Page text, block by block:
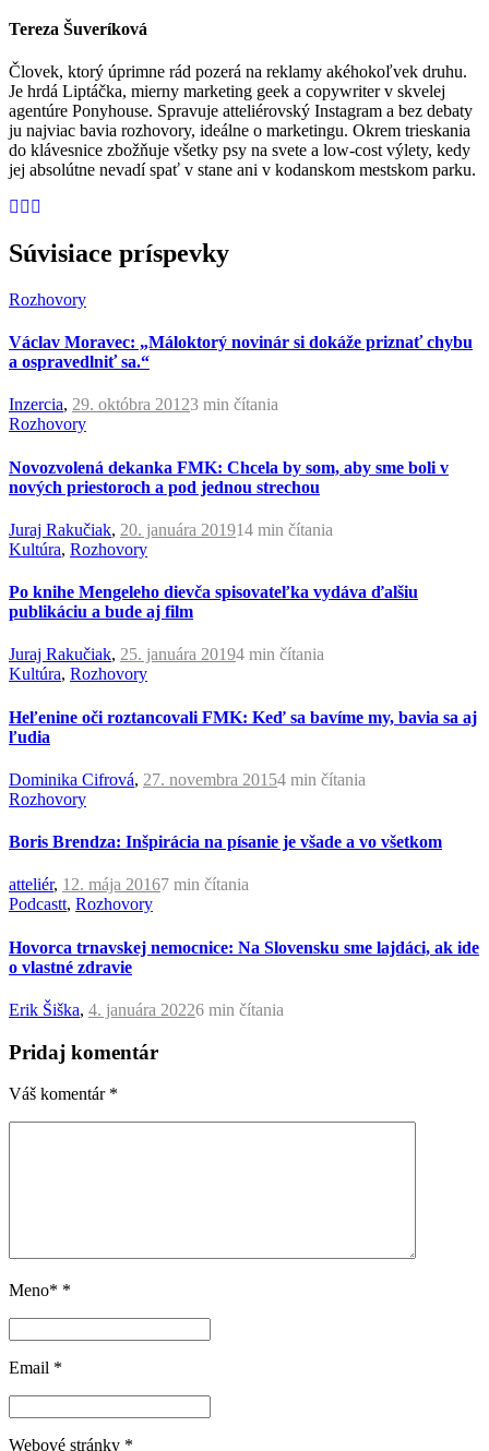
Tereza Šuveríková
Človek, ktorý úprimne rád pozerá na reklamy akéhokoľvek druhu.
Je hrdá Liptáčka, mierny marketing geek a copywriter v skvelej
agentúre Ponyhouse. Spravuje atteliérovský Instagram a bez debaty
ju najviac bavia rozhovory, ideálne o marketingu. Okrem trieskania
do klávesnice zbožňuje všetky psy na svete a low-cost výlety, kedy
jej absolútne nevadí spať v stane ani v kodanskom mestskom parku.
Súvisiace príspevky
Rozhovory
Václav Moravec: „Máloktorý novinár si dokáže priznať chybu
a ospravedlniť sa.“
Inzercia, 29. októbra 20123 min čítania
Rozhovory
Novozvolená dekanka FMK: Chcela by som, aby sme boli v
nových priestoroch a pod jednou strechou
Juraj Rakučiak, 20. januára 201914 min čítania
Kultúra, Rozhovory
Po knihe Mengeleho dievča spisovateľka vydáva ďalšiu
publikáciu a bude aj film
Juraj Rakučiak, 25. januára 20194 min čítania
Kultúra, Rozhovory
Heľenine oči roztancovali FMK: Keď sa bavíme my, bavia sa aj
ľudia
Dominika Cifrová, 27. novembra 20154 min čítania
Rozhovory
Boris Brendza: Inšpirácia na písanie je všade a vo všetkom
atteliér, 12. mája 20167 min čítania
Podcastt, Rozhovory
Hovorca trnavskej nemocnice: Na Slovensku sme lajdáci, ak ide
o vlastné zdravie
Erik Šiška, 4. januára 20226 min čítania
Pridaj komentár
Váš komentár *
Meno* *
Email *
Webové stránky *